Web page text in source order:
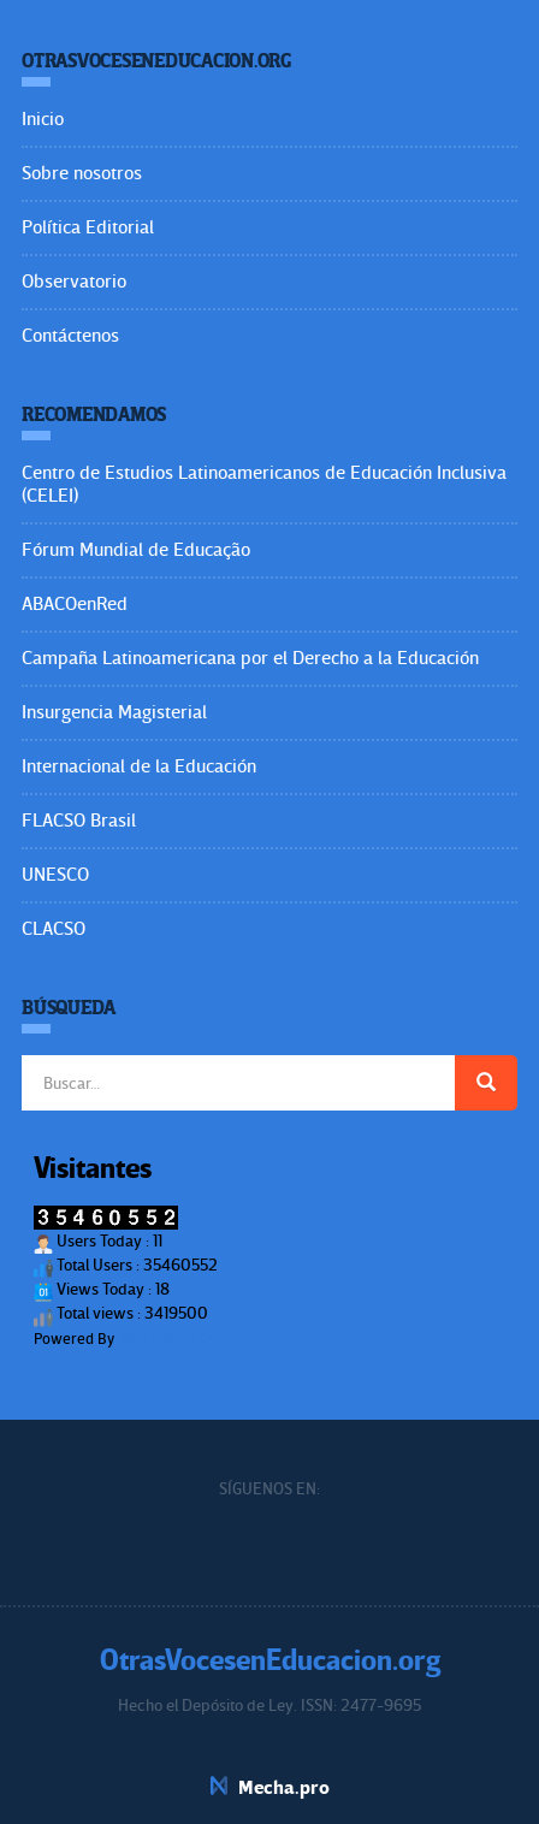
OTRASVOCESENEDUCACION.ORG
Inicio
Sobre nosotros
Política Editorial
Observatorio
Contáctenos
RECOMENDAMOS
Centro de Estudios Latinoamericanos de Educación Inclusiva
(CELEI)
Fórum Mundial de Educação
ABACOenRed
Campaña Latinoamericana por el Derecho a la Educación
Insurgencia Magisterial
Internacional de la Educación
FLACSO Brasil
UNESCO
CLACSO
BÚSQUEDA
Visitantes
Users Today : 11
Total Users : 35460552
Views Today : 18
Total views : 3419500
Powered By
SÍGUENOS EN:
OtrasVocesenEducacion.org
Hecho el Depósito de Ley. ISSN: 2477-9695
Mecha.pro